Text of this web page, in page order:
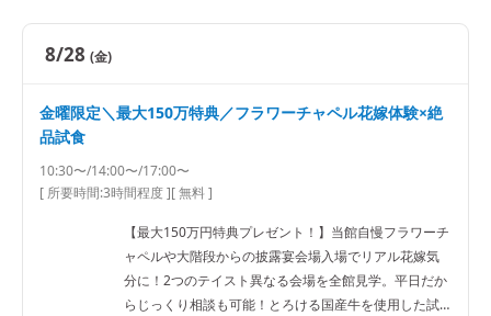
8/28 (金)
金曜限定＼最大150万特典／フラワーチャペル花嫁体験×絶
品試食
10:30〜/14:00〜/17:00〜
[ 所要時間:3時間程度][ 無料 ]
【最大150万円特典プレゼント！】当館自慢フラワーチ
ャペルや大階段からの披露宴会場入場でリアル花嫁気
分に！2つのテイスト異なる会場を全館見学。平日だか
らじっくり相談も可能！とろける国産牛を使用した試